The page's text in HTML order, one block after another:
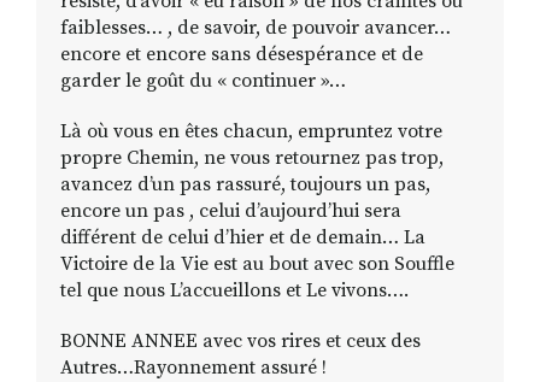
faiblesses… , de savoir, de pouvoir avancer…
encore et encore sans désespérance et de
garder le goût du « continuer »…
Là où vous en êtes chacun, empruntez votre
propre Chemin, ne vous retournez pas trop,
avancez d’un pas rassuré, toujours un pas,
encore un pas , celui d’aujourd’hui sera
différent de celui d’hier et de demain… La
Victoire de la Vie est au bout avec son Souffle
tel que nous L’accueillons et Le vivons….
BONNE ANNEE avec vos rires et ceux des
Autres…Rayonnement assuré !